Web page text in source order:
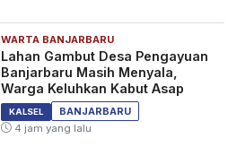
WARTA BANJARBARU
Lahan Gambut Desa Pengayuan
Banjarbaru Masih Menyala,
Warga Keluhkan Kabut Asap
KALSEL
BANJARBARU
4 jam yang lalu